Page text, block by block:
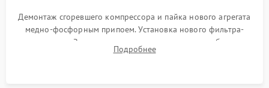
Демонтаж сгоревшего компрессора и пайка нового агрегата
медно-фосфорным припоем. Установка нового фильтра-
осушителя. Замена изношенных вентиляторов обдува,
сломанных заслонок или поврежденных дверных петель.
Подробнее